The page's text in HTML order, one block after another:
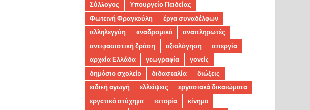
Σύλλογος
Υπουργείο Παιδείας
Φωτεινή Φραγκούλη
έργα συναδέλφων
αλληλεγγύη
αναδρομικά
αναπληρωτές
αντιφασιστική δράση
αξιολόγηση
απεργία
αρχαία Ελλάδα
γεωγραφία
γονείς
δημόσιο σχολείο
διδασκαλία
διώξεις
ειδική αγωγή
ελλείψεις
εργασιακά δικαιώματα
εργατικό ατύχημα
ιστορία
κίνημα